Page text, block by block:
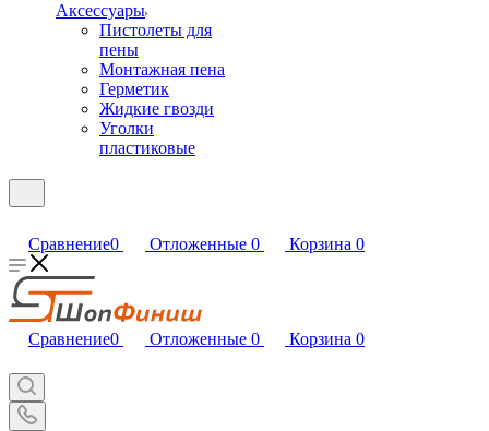
Аксессуары
Пистолеты для
пены
Монтажная пена
Герметик
Жидкие гвозди
Уголки
пластиковые
Сравнение0 Отложенные 0 Корзина 0
Сравнение0 Отложенные 0 Корзина 0